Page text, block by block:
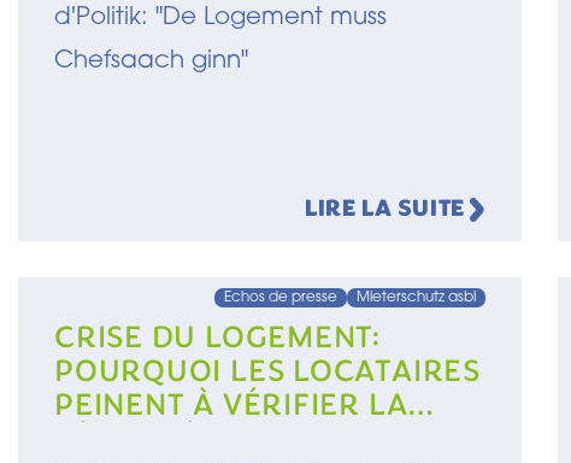
d'Politik: "De Logement muss
Chefsaach ginn"
LIRE LA SUITE
Echos de presse Mieterschutz asbl
CRISE DU LOGEMENT:
POURQUOI LES LOCATAIRES
PEINENT À VÉRIFIER LA